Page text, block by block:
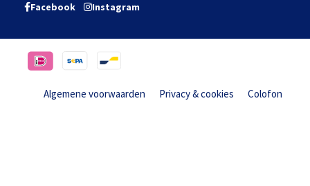
Facebook Instagram
Algemene voorwaarden Privacy & cookies Colofon